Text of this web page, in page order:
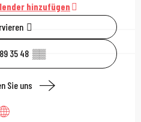
hinzufügen
35 48 ▒▒
Sie uns